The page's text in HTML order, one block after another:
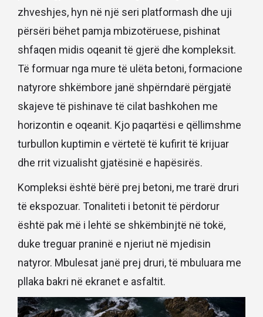
zhveshjes, hyn në një seri platformash dhe uji
përsëri bëhet pamja mbizotëruese, pishinat
shfaqen midis oqeanit të gjerë dhe kompleksit.
Të formuar nga mure të ulëta betoni, formacione
natyrore shkëmbore janë shpërndarë përgjatë
skajeve të pishinave të cilat bashkohen me
horizontin e oqeanit. Kjo paqartësi e qëllimshme
turbullon kuptimin e vërtetë të kufirit të krijuar
dhe rrit vizualisht gjatësinë e hapësirës.
Kompleksi është bërë prej betoni, me trarë druri
të ekspozuar. Tonaliteti i betonit të përdorur
është pak më i lehtë se shkëmbinjtë në tokë,
duke treguar praninë e njeriut në mjedisin
natyror. Mbulesat janë prej druri, të mbuluara me
pllaka bakri në ekranet e asfaltit.